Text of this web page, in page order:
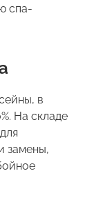
спа-
в
На складе
замены,